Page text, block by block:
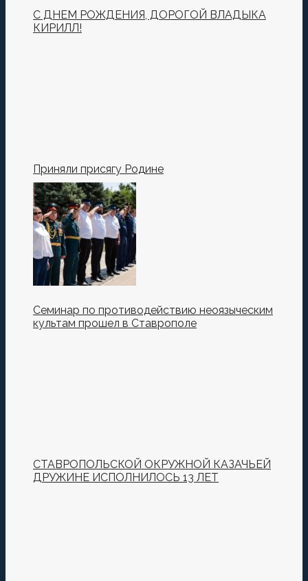
С ДНЕМ РОЖДЕНИЯ, ДОРОГОЙ ВЛАДЫКА
КИРИЛЛ!
Приняли присягу Родине
Семинар по противодействию неоязыческим
культам прошел в Ставрополе
СТАВРОПОЛЬСКОЙ ОКРУЖНОЙ КАЗАЧЬЕЙ
ДРУЖИНЕ ИСПОЛНИЛОСЬ 13 ЛЕТ